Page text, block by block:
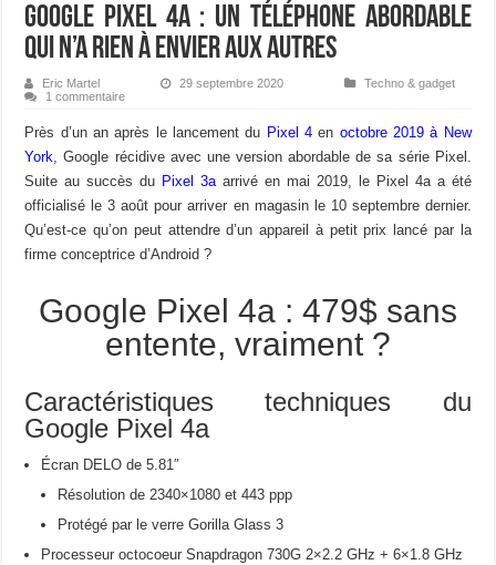
Google Pixel 4a : un téléphone abordable
qui n’a rien à envier aux autres
Eric Martel 29 septembre 2020
Techno & gadget
1 commentaire
Près d’un an après le lancement du Pixel 4 en octobre 2019 à New
York, Google récidive avec une version abordable de sa série Pixel.
Suite au succès du Pixel 3aarrivé en mai 2019, le Pixel 4a a été
officialisé le 3 août pour arriver en magasin le 10 septembre dernier.
Qu’est-ce qu’on peut attendre d’un appareil à petit prix lancé par la
firme conceptrice d’Android ?
Google Pixel 4a : 479$ sans
entente, vraiment ?
Caractéristiques techniques du
Google Pixel 4a
Écran DELO de 5.81″
Résolution de 2340×1080 et 443 ppp
Protégé par le verre Gorilla Glass 3
Processeur octocoeur Snapdragon 730G 2×2.2 GHz + 6×1.8 GHz